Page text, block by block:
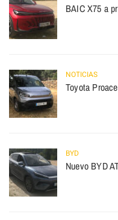
BAIC X75 a
NOTICIAS
Toyota
BYD
Nuevo BYD